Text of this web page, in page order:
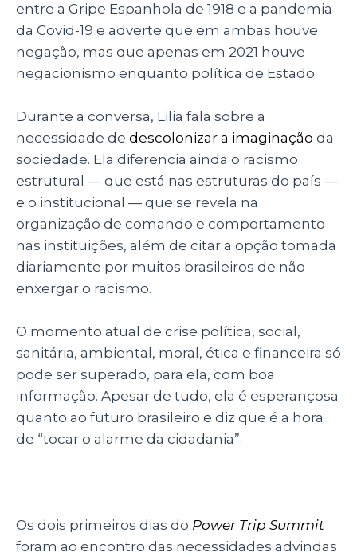
entre a Gripe Espanhola de 1918 e a pandemia
da Covid-19 e adverte que em ambas houve
negação, mas que apenas em 2021 houve
negacionismo enquanto política de Estado.
Durante a conversa, Lilia fala sobre a
necessidade de descolonizar a imaginação da
sociedade. Ela diferencia ainda o racismo
estrutural — que está nas estruturas do país —
e o institucional — que se revela na
organização de comando e comportamento
nas instituições, além de citar a opção tomada
diariamente por muitos brasileiros de não
enxergar o racismo.
O momento atual de crise política, social,
sanitária, ambiental, moral, ética e financeira só
pode ser superado, para ela, com boa
informação. Apesar de tudo, ela é esperançosa
quanto ao futuro brasileiro e diz que é a hora
de “tocar o alarme da cidadania”.
Os dois primeiros dias do Power Trip Summit
foram ao encontro das necessidades advindas